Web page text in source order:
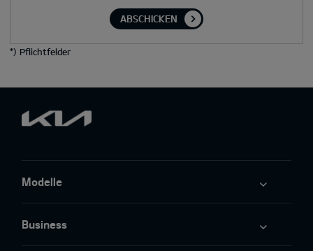
ABSCHICKEN
*) Pflichtfelder
Modelle
Business